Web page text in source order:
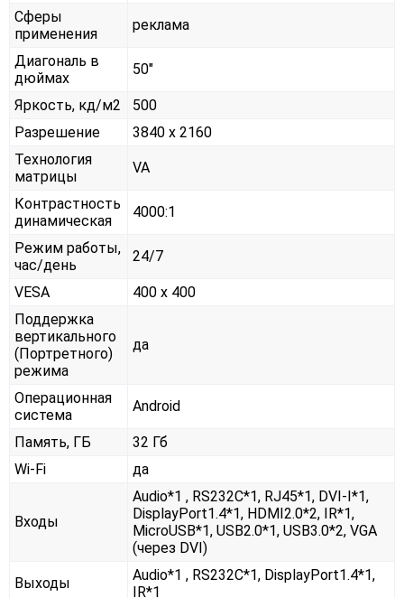
Сферы
применения
реклама
Диагональ в
дюймах
50"
Яркость, кд/м2
500
Разрешение
3840 x 2160
Технология
матрицы
VA
Контрастность
динамическая
4000:1
Режим работы,
час/день
24/7
VESA
400 x 400
Поддержка
вертикального
(Портретного)
режима
да
Операционная
система
Android
Память, ГБ
32 Гб
Wi-Fi
да
Входы
Audio*1 , RS232С*1, RJ45*1, DVI-I*1,
DisplayPort1.4*1, HDMI2.0*2, IR*1,
MicroUSB*1, USB2.0*1, USB3.0*2, VGA
(через DVI)
Выходы
Audio*1 , RS232С*1, DisplayPort1.4*1,
IR*1